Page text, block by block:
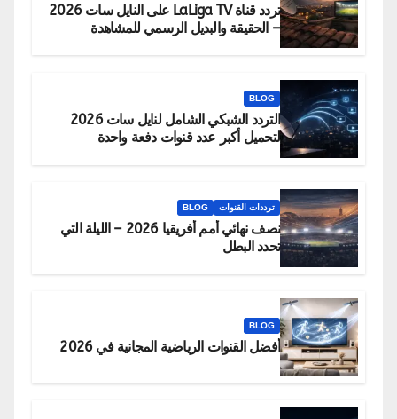
تردد قناة LaLiga TV على النايل سات 2026
– الحقيقة والبديل الرسمي للمشاهدة
BLOG
التردد الشبكي الشامل لنايل سات 2026
لتحميل أكبر عدد قنوات دفعة واحدة
ترددات القنوات BLOG
نصف نهائي أمم أفريقيا 2026 – الليلة التي
تحدد البطل
BLOG
أفضل القنوات الرياضية المجانية في 2026